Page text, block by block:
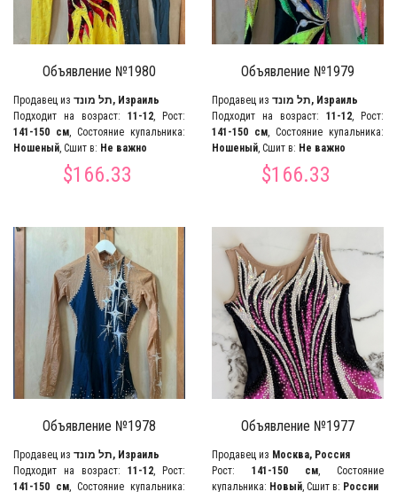
Объявление №1980
Продавец из
תל מונד, Израиль
Подходит на возраст: 11-12, Рост:
141-150 см, Состояние купальника:
Ношеный, Сшит в: Не важно
$166.33
Объявление №1979
Продавец из
תל מונד, Израиль
Подходит на возраст: 11-12, Рост:
141-150 см, Состояние купальника:
Ношеный, Сшит в: Не важно
$166.33
Объявление №1978
Продавец из
תל מונד, Израиль
Подходит на возраст: 11-12, Рост:
141-150 см, Состояние купальника:
Объявление №1977
Продавец из Москва, Россия
Рост: 141-150 см, Состояние
купальника: Новый, Сшит в: России